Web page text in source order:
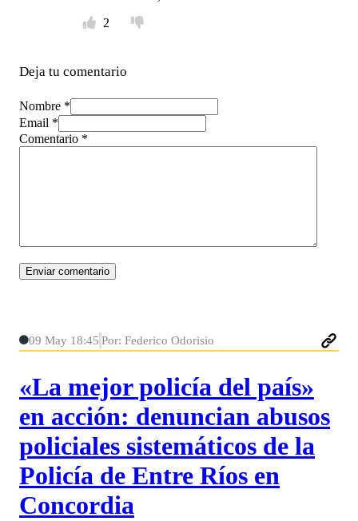
2
Deja tu comentario
Nombre *
Email *
Comentario *
09 May 18:45 Por: Federico Odorisio
«La mejor policía del país»
en acción: denuncian abusos
policiales sistemáticos de la
Policía de Entre Ríos en
Concordia